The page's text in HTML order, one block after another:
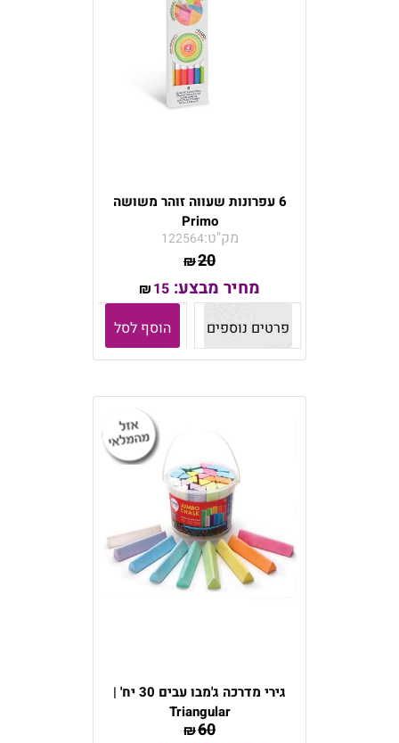
6 עפרונות שעווה זוהר משושה
Primo
מק"ט:122564
₪20
מחיר מבצע: ₪15
פרטים נוספים
הוסף לסל
גירי מדרכה ג'מבו עבים 30 יח' |
Triangular
₪60